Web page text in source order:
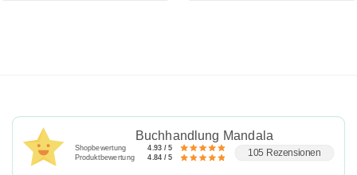
Buchhandlung Mandala
Shopbewertung 4.93 / 5
Produktbewertung 4.84 / 5 105 Rezensionen